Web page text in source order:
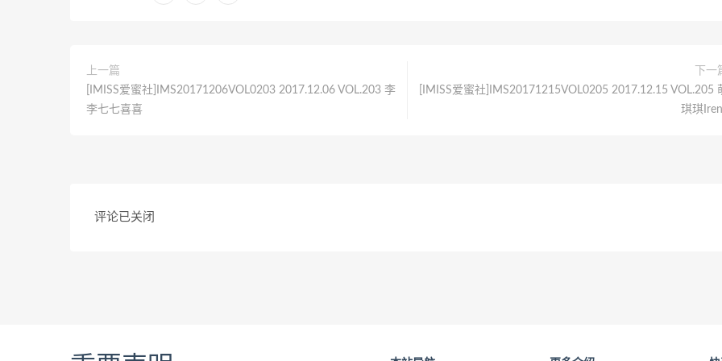
上一篇
[IMISS爱蜜社]IMS20171206VOL0203 2017.12.06 VOL.203 李
李七七喜喜
下一
[IMISS爱蜜社]IMS20171215VOL0205 2017.12.15 VOL.205
琪琪
评论已关闭